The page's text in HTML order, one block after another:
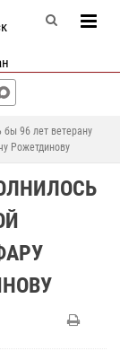
бы 96 лет ветерану
Рожетдинову